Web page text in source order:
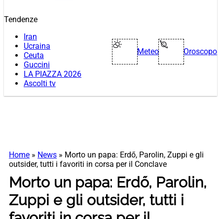
Tendenze
Iran
Ucraina
Ceuta
Guccini
LA PIAZZA 2026
Ascolti tv
Meteo Oroscopo
Home » News » Morto un papa: Erdő, Parolin, Zuppi e gli
outsider, tutti i favoriti in corsa per il Conclave
Morto un papa: Erdő, Parolin,
Zuppi e gli outsider, tutti i